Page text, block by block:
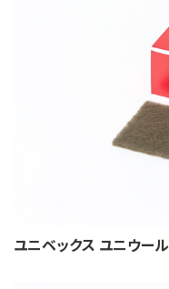
ユニベックス ユニウール